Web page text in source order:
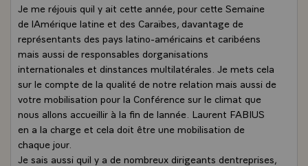
Je me réjouis quil y ait cette année, pour cette Semaine
de lAmérique latine et des Caraïbes, davantage de
représentants des pays latino-américains et caribéens
mais aussi de responsables dorganisations
internationales et dinstances multilatérales. Je mets cela
sur le compte de la qualité de notre relation mais aussi de
votre mobilisation pour la Conférence sur le climat que
nous allons accueillir à la fin de lannée. Laurent FABIUS
en a la charge et cela doit être une mobilisation de
chaque jour.
Je sais aussi quil y a de nombreux dirigeants dentreprises,